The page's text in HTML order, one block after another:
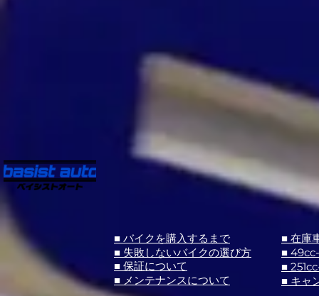
■ バイクを購入するまで
■ 失敗しないバイクの選び方
■ 保証について
■ メンテナンスについて
■ 在庫
■
■
■ キャ